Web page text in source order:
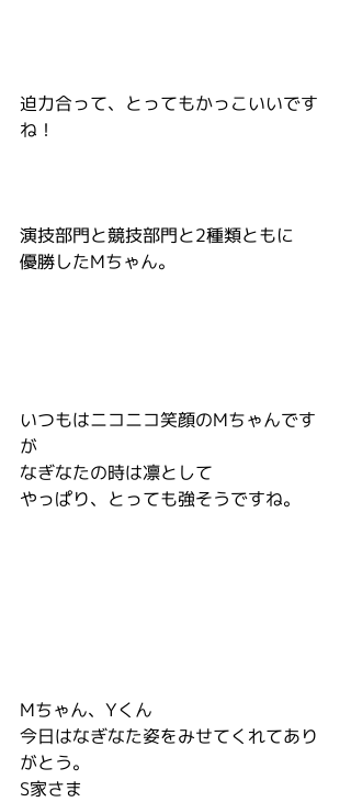
迫力合って、とってもかっこいいです
ね！
演技部門と競技部門と2種類ともに
優勝したMちゃん。
いつもはニコニコ笑顔のMちゃんです
が
なぎなたの時は凛として
やっぱり、とっても強そうですね。
Mちゃん、Yくん
今日はなぎなた姿をみせてくれてあり
がとう。
S家さま